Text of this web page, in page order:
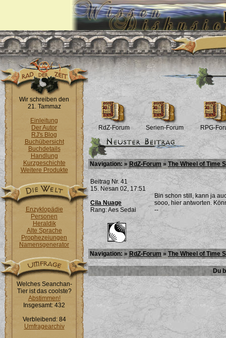
Wir schreiben den
21. Tammaz
Einleitung
Der Autor
RJ's Blog
Buchübersicht
Buchdetails
Handlung
Kurzgeschichte
Weitere Produkte
Enzyklopädie
Personen
Heraldik
Alte Sprache
Prophezeiungen
Namensgenerator
Welches Seanchan-
Tier ist das coolste?
Abstimmen!
Insgesamt: 432
Verbleibend: 84
Umfragearchiv
RdZ-Forum Serien-Forum RPG-
Navigation: » RdZ-Forum » The Wheel of Time
Beitrag Nr. 41
15. Nesan 02, 17:51
Cila Nuage
Rang: Aes Sedai
Bin schon still, kann ja
sooo, hier antworten.
--
Navigation: » RdZ-Forum » The Wheel of Time
Du